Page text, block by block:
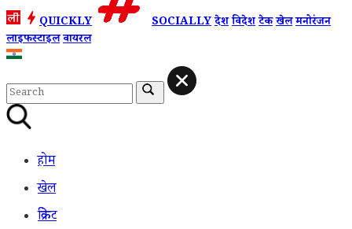
QUICKLY SOCIALLYदेशविदेशटेकखेलमनोरंजन
लाइफस्टाइलवायरल
होम
खेल
क्रिकेट